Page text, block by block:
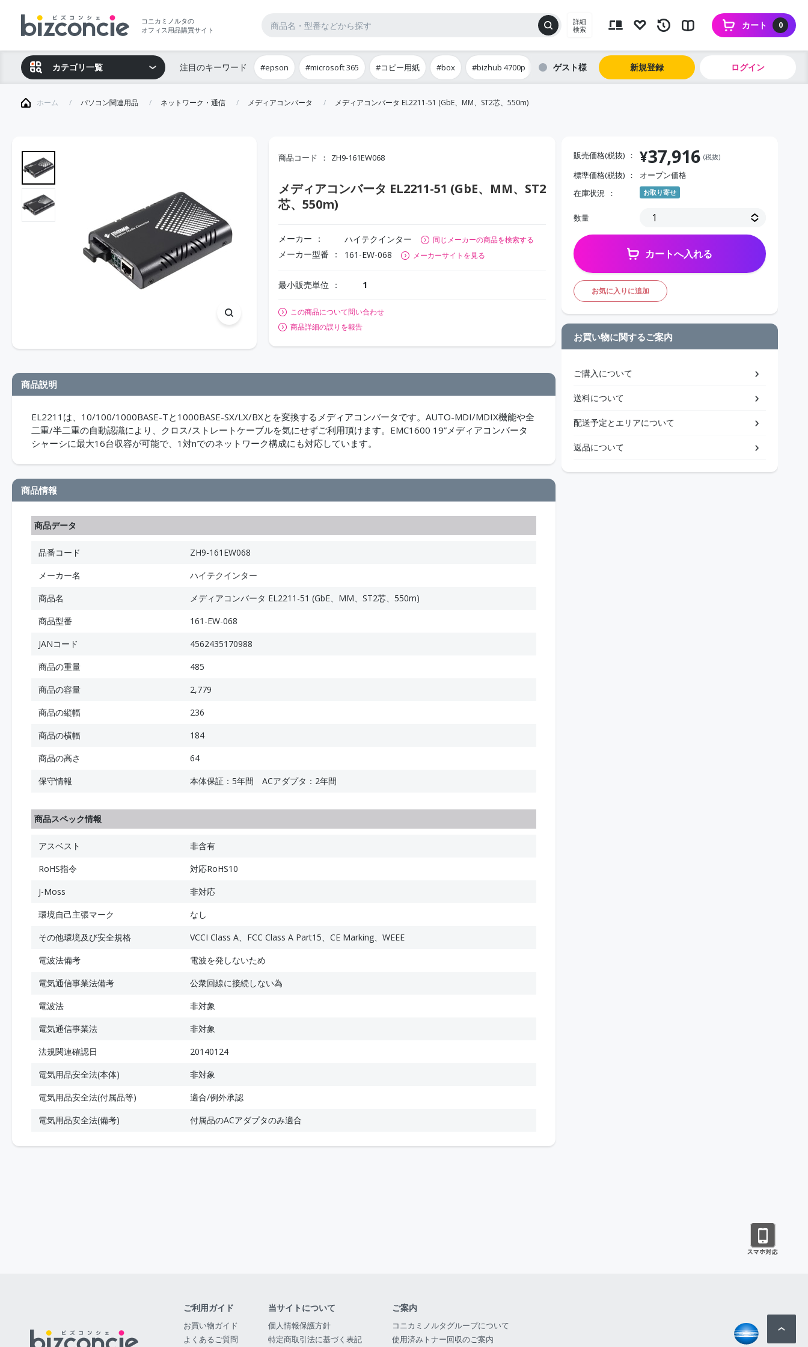
コニカミノルタの
オフィス用品購買サイト
詳細
検索
0
カート
カテゴリ一覧 注目のキーワード #epson #microsoft 365 #コピー用紙 #box #bizhub 4700p ゲスト 新規登録 ログイン
ホーム パソコン関連用品 ネットワーク・通信 メディアコンバータ メディアコンバータ EL2211-51 (GbE、MM、ST2芯、550m)
商品コード ZH9-161EW068
メディアコンバータ EL2211-51 (GbE、MM、ST2
芯、550m)
メーカー ハイテクインター 同じメーカーの商品を検索する
メーカー型番 161-EW-068 メーカーサイトを見る
最小販売単位 1
この商品について問い合わせ
商品詳細の誤りを報告
商品説明
EL2211は、10/100/1000BASE-Tと1000BASE-SX/LX/BXとを変換するメディアコンバータです。AUTO-MDI/MDIX機能や全
二重/半二重の自動認識により、クロス/ストレートケーブルを気にせずご利用頂けます。EMC1600 19”メディアコンバータ
シャーシに最大16台収容が可能で、1対nでのネットワーク構成にも対応しています。
商品情報
商品データ
品番コード
ZH9-161EW068
メーカー名
ハイテクインター
商品名
メディアコンバータ EL2211-51 (GbE、MM、ST2芯、550m)
商品型番
161-EW-068
JANコード
4562435170988
商品の重量
485
商品の容量
2,779
商品の縦幅
236
商品の横幅
184
商品の高さ
64
保守情報
本体保証：5年間 ACアダプタ：2年間
商品スペック情報
アスベスト
非含有
RoHS指令
対応RoHS10
J-Moss
非対応
環境自己主張マーク
なし
その他環境及び安全規格
VCCI Class A、FCC Class A Part15、CE Marking、WEEE
電波法備考
電波を発しないため
電気通信事業法備考
公衆回線に接続しない為
電波法
非対象
電気通信事業法
非対象
法規関連確認日
20140124
電気用品安全法(本体)
非対象
電気用品安全法(付属品等)
適合/例外承認
電気用品安全法(備考)
付属品のACアダプタのみ適合
販売価格(税抜) ¥37,916 (税抜)
標準価格(税抜)
オープン価格
在庫状況
お取り寄せ
数量
カートへ入れる
お気に入りに追加
お買い物に関するご案内
ご購入について
送料について
配送予定とエリアについて
返品について
ご利用ガイド
お買い物ガイド
よくあるご質問
当サイトについて
個人情報保護方針
特定商取引法に基づく表記
ご案内
コニカミノルタグループについて
使用済みトナー回収のご案内